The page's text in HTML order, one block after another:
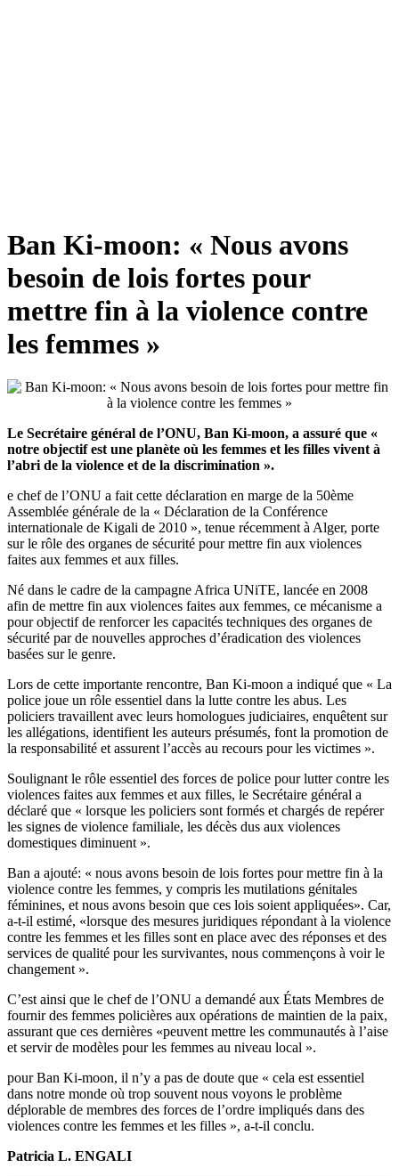
Ban Ki-moon: « Nous avons
besoin de lois fortes pour
mettre fin à la violence contre
les femmes »
Le Secrétaire général de l’ONU, Ban Ki-moon, a assuré que «
notre objectif est une planète où les femmes et les filles vivent à
l’abri de la violence et de la discrimination ».
e chef de l’ONU a fait cette déclaration en marge de la 50ème
Assemblée générale de la « Déclaration de la Conférence
internationale de Kigali de 2010 », tenue récemment à Alger, porte
sur le rôle des organes de sécurité pour mettre fin aux violences
faites aux femmes et aux filles.
Né dans le cadre de la campagne Africa UNiTE, lancée en 2008
afin de mettre fin aux violences faites aux femmes, ce mécanisme a
pour objectif de renforcer les capacités techniques des organes de
sécurité par de nouvelles approches d’éradication des violences
basées sur le genre.
Lors de cette importante rencontre, Ban Ki-moon a indiqué que « La
police joue un rôle essentiel dans la lutte contre les abus. Les
policiers travaillent avec leurs homologues judiciaires, enquêtent sur
les allégations, identifient les auteurs présumés, font la promotion de
la responsabilité et assurent l’accès au recours pour les victimes ».
Soulignant le rôle essentiel des forces de police pour lutter contre les
violences faites aux femmes et aux filles, le Secrétaire général a
déclaré que « lorsque les policiers sont formés et chargés de repérer
les signes de violence familiale, les décès dus aux violences
domestiques diminuent ».
Ban a ajouté: « nous avons besoin de lois fortes pour mettre fin à la
violence contre les femmes, y compris les mutilations génitales
féminines, et nous avons besoin que ces lois soient appliquées». Car,
a-t-il estimé, «lorsque des mesures juridiques répondant à la violence
contre les femmes et les filles sont en place avec des réponses et des
services de qualité pour les survivantes, nous commençons à voir le
changement ».
C’est ainsi que le chef de l’ONU a demandé aux États Membres de
fournir des femmes policières aux opérations de maintien de la paix,
assurant que ces dernières «peuvent mettre les communautés à l’aise
et servir de modèles pour les femmes au niveau local ».
pour Ban Ki-moon, il n’y a pas de doute que « cela est essentiel
dans notre monde où trop souvent nous voyons le problème
déplorable de membres des forces de l’ordre impliqués dans des
violences contre les femmes et les filles », a-t-il conclu.
Patricia L. ENGALI